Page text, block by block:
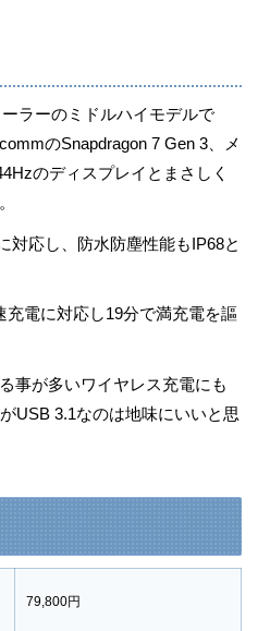
ラーのミドルハイモデルで
のSnapdragon 7 Gen 3、メ
のディスプレイとまさしく
対応し、防水防塵性能もIP68と
電に対応し19分で満充電を謳
事が多いワイヤレス充電にも
USB 3.1なのは地味にいいと思
79,800円